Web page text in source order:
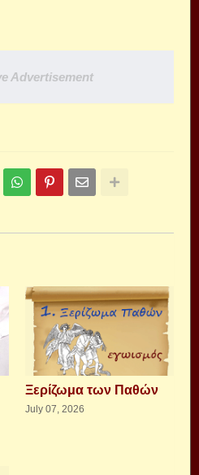
Advertisement
Ξερίζωμα των Παθών
July 07, 2026